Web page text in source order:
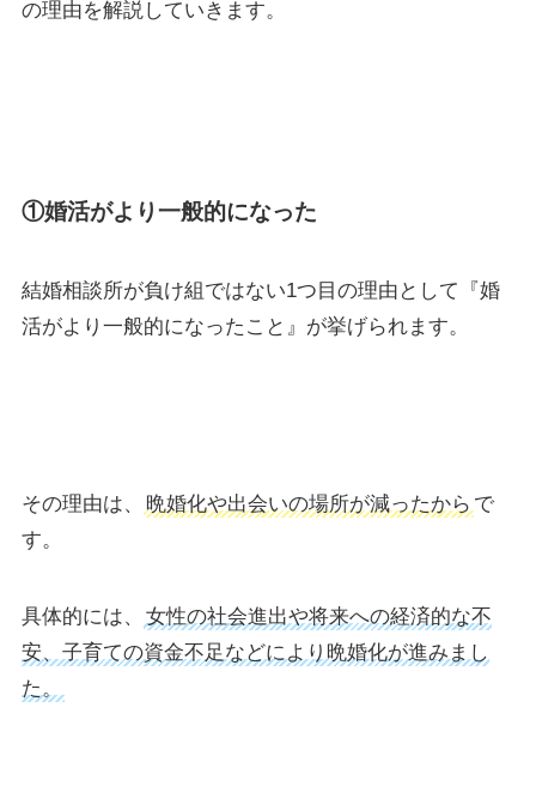
の理由を解説していきます。
①婚活がより一般的になった
結婚相談所が負け組ではない1つ目の理由として『婚
活がより一般的になったこと』が挙げられます。
その理由は、 晩婚化や出会いの場所が減ったから で
す。
具体的には、
女性の社会進出や将来への経済的な不
安、子育ての資金不足などにより晩婚化が進みまし
た。